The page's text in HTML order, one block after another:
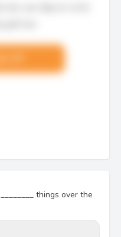
things over the